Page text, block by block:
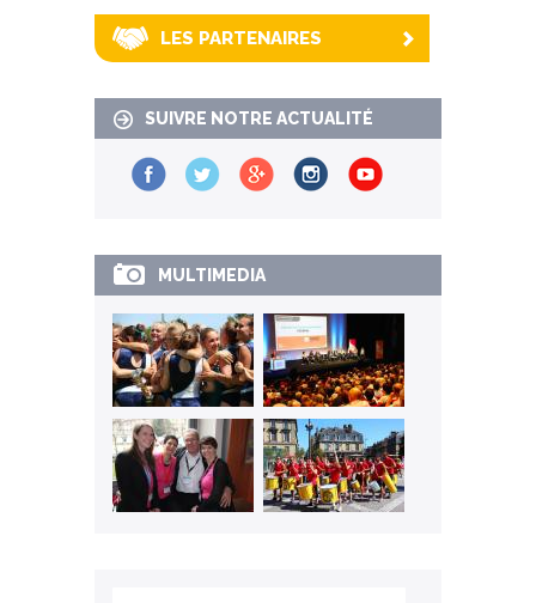
LES PARTENAIRES
SUIVRE NOTRE ACTUALITÉ
MULTIMEDIA